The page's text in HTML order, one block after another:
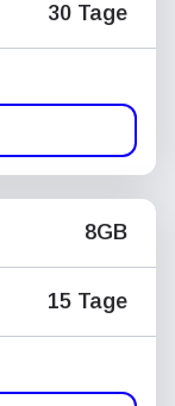
30 Tage
8GB
15 Tage